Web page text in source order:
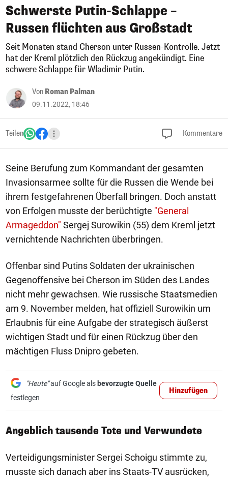
Schwerste Putin-Schlappe –
Russen flüchten aus Großstadt
Seit Monaten stand Cherson unter Russen-Kontrolle. Jetzt
hat der Kreml plötzlich den Rückzug angekündigt. Eine
schwere Schlappe für Wladimir Putin.
Von Roman Palman
09.11.2022, 18:46
Teilen Kommentare
Seine Berufung zum Kommandant der gesamten
Invasionsarmee sollte für die Russen die Wende bei
ihrem festgefahrenen Überfall bringen. Doch anstatt
von Erfolgen musste der berüchtigte "General
Armageddon" Sergej Surowikin (55) dem Kreml jetzt
vernichtende Nachrichten überbringen.
Offenbar sind Putins Soldaten der ukrainischen
Gegenoffensive bei Cherson im Süden des Landes
nicht mehr gewachsen. Wie russische Staatsmedien
am 9. November melden, hat offiziell Surowikin um
Erlaubnis für eine Aufgabe der strategisch äußerst
wichtigen Stadt und für einen Rückzug über den
mächtigen Fluss Dnipro gebeten.
"Heute"auf Google als bevorzugte Quelle
festlegen
Hinzufügen
Angeblich tausende Tote und Verwundete
Verteidigungsminister Sergei Schoigu stimmte zu,
musste sich danach aber ins Staats-TV ausrücken,